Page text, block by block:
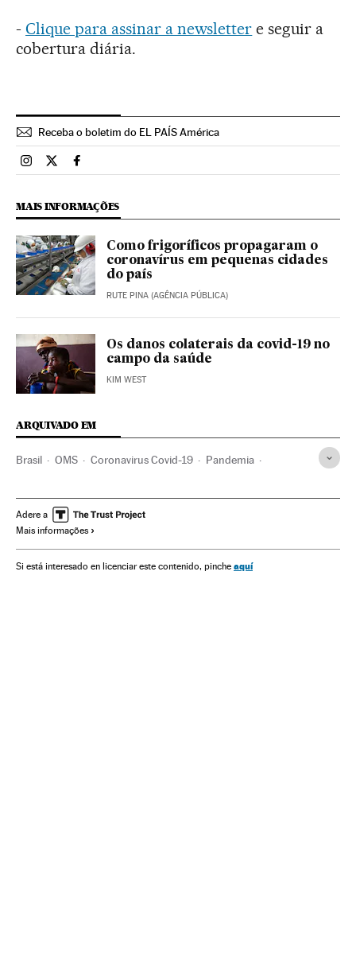
- Clique para assinar a newsletter e seguir a
cobertura diária.
Receba o boletim do EL PAÍS América
Brasil El País Brasil en Instagram
Brasil El País Brasil en Twitter
Brasil El País Brasil en Facebook
MAIS INFORMAÇÕES
Como frigoríficos propagaram o
coronavírus em pequenas cidades
do país
RUTE PINA (AGÊNCIA PÚBLICA)
Os danos colaterais da covid-19 no
campo da saúde
KIM WEST
ARQUIVADO EM
Brasil OMS Coronavirus Covid-19 Pandemia
Ministério Saúde
Adere a
Mais informações
Si está interesado en licenciar este contenido, pinche aquí